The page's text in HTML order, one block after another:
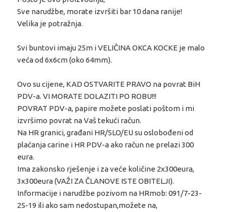
Sve narudžbe, morate izvršiti bar 10 dana ranije!
Velika je potražnja.
Svi buntovi imaju 25m i VELIČINA OKCA KOCKE je malo
veća od 6x6cm (oko 64mm).
Ovo su cijene, KAD OSTVARITE PRAVO na povrat BiH
PDV-a. VI MORATE DOLAZITI PO ROBU!!!
POVRAT PDV-a, papire možete poslati poštom i mi
izvršimo povrat na Vaš tekući račun.
Na HR granici, građani HR/SLO/EU su oslobođeni od
plaćanja carine i HR PDV-a ako račun ne prelazi 300
eura.
Ima zakonsko rješenje i za veće količine 2x300eura,
3x300eura (VAŽI ZA ČLANOVE ISTE OBITELJI).
Informacije i narudžbe pozivom na HRmob: 091/7-23-
25-19 ili ako sam nedostupan,možete na,